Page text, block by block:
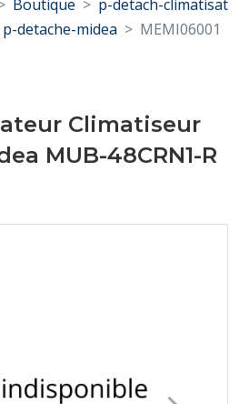
Boutique
p-detach-climatisat
p-detache-midea
MEMI06001
Climatiseur
MUB-48CRN1-R